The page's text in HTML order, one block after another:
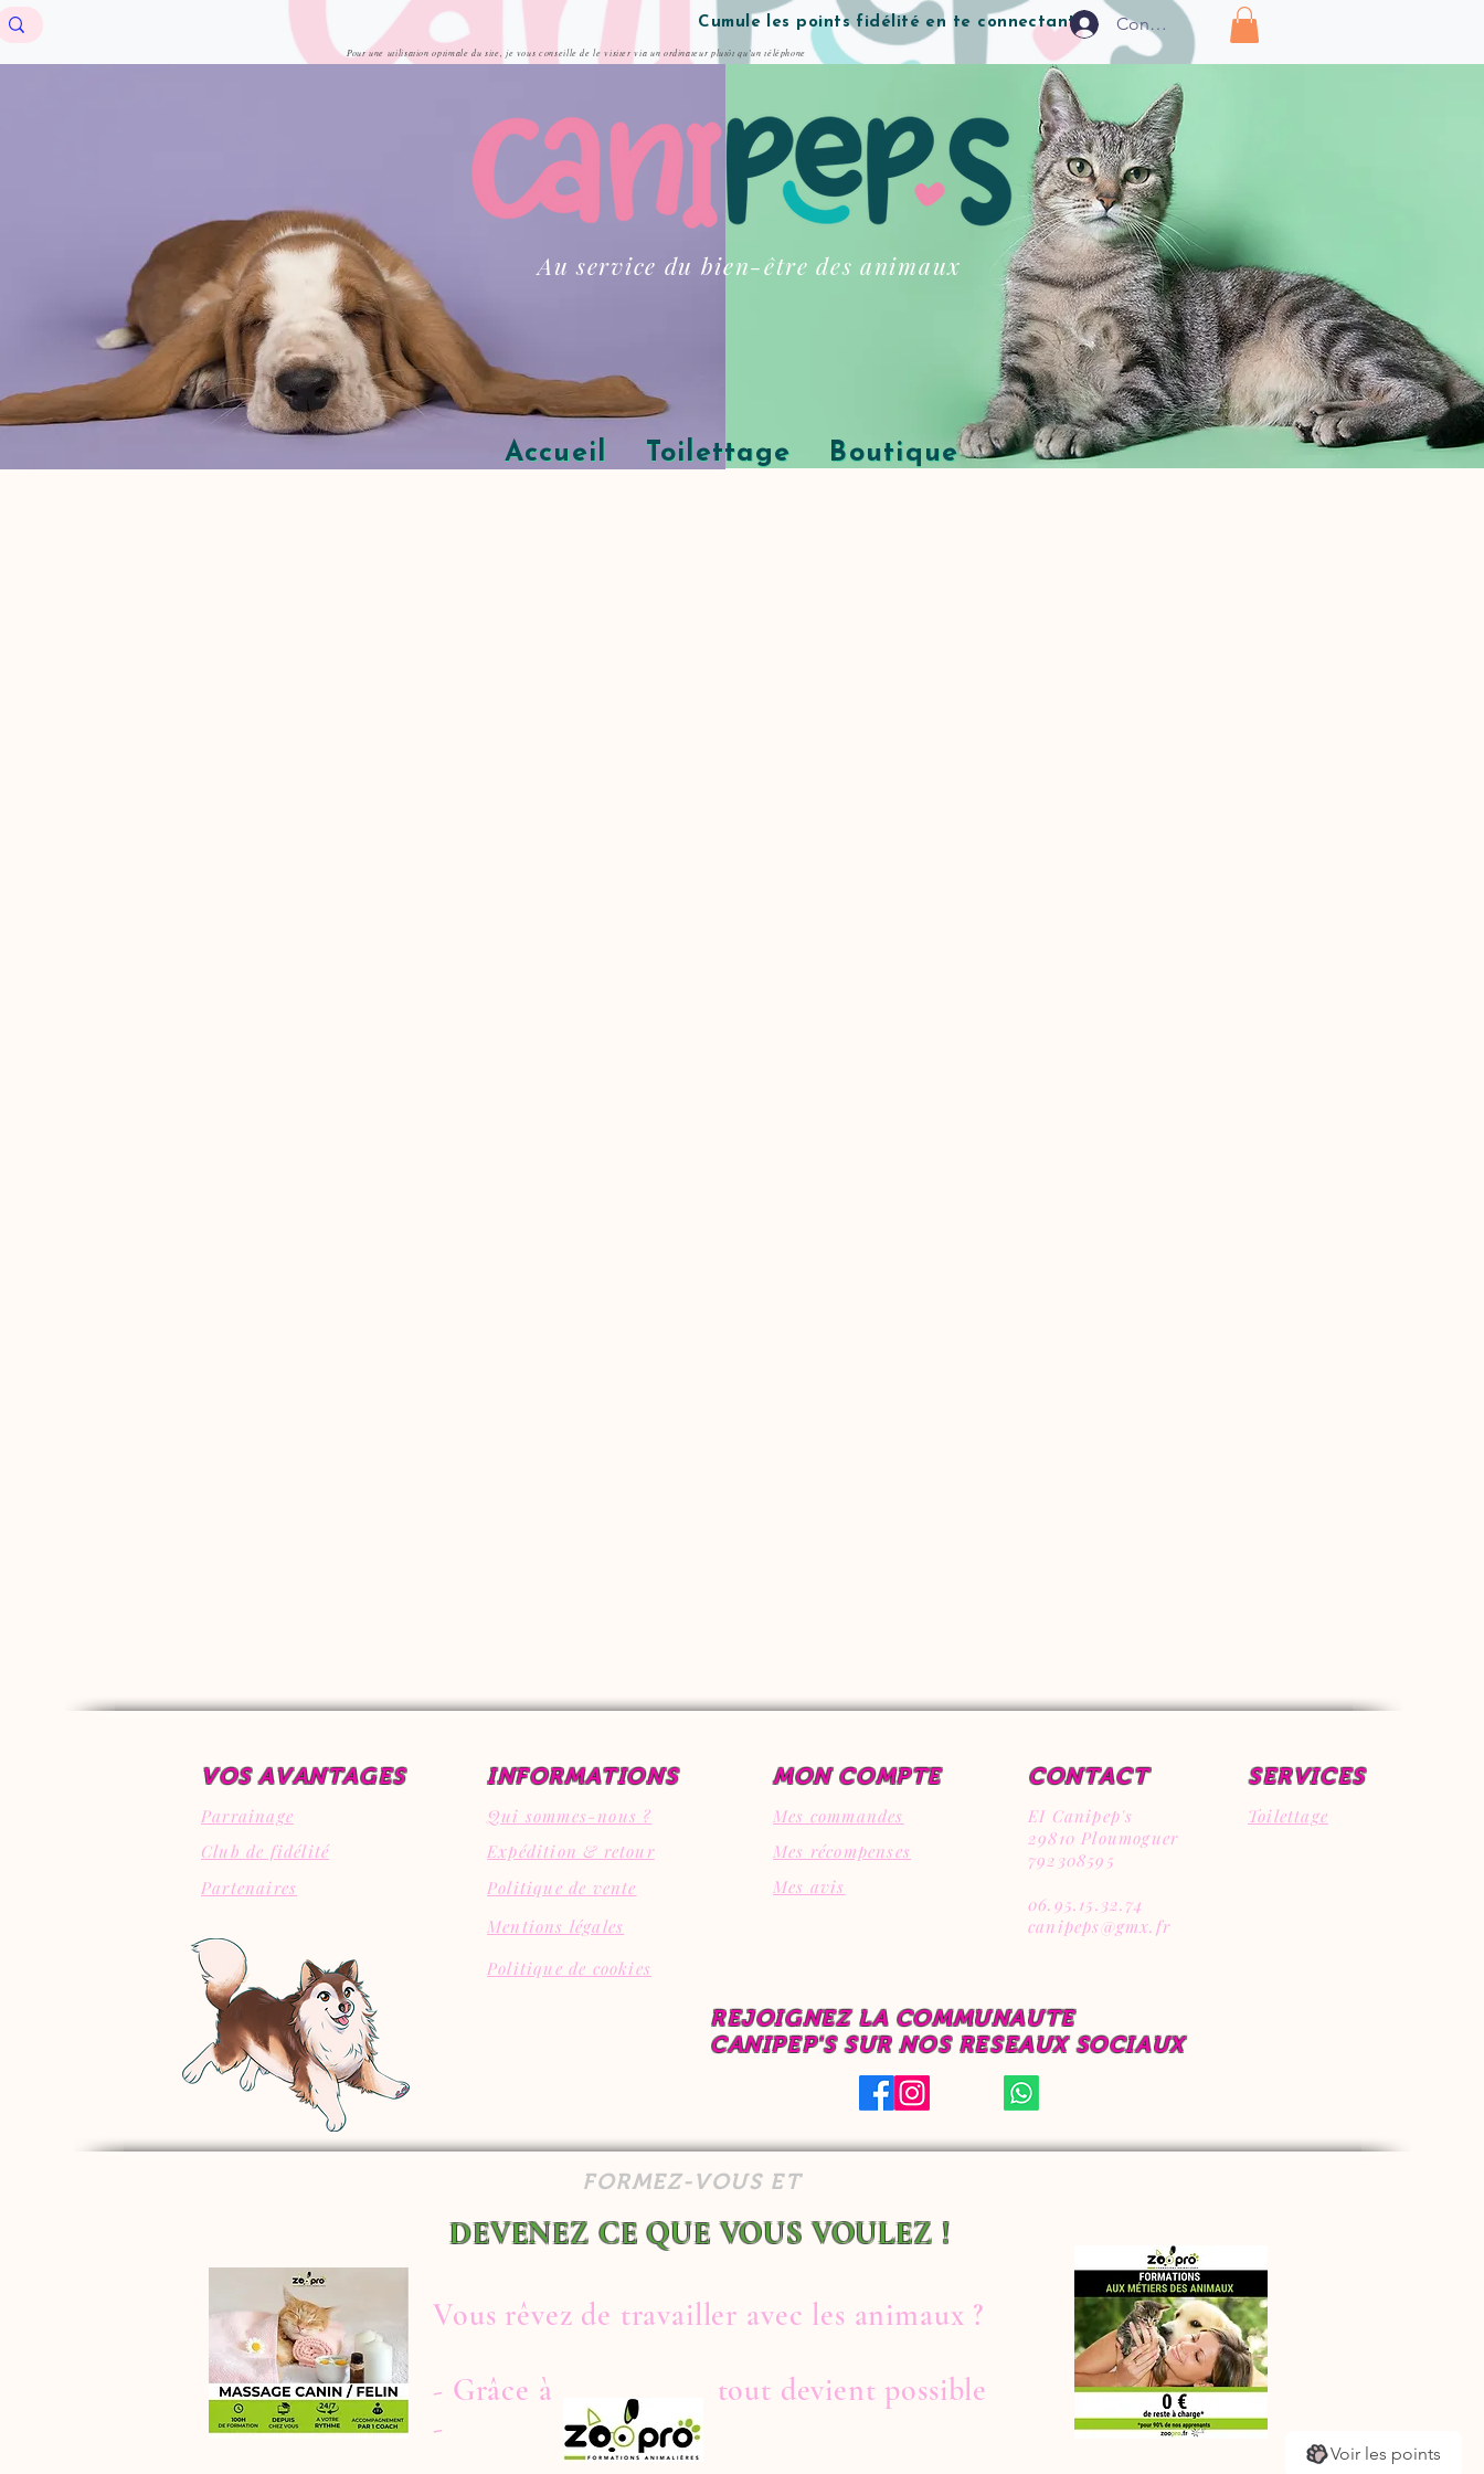
Cumule les points fidélité en te connectant Connexion
Pour une utilisation optimale du site, je vous conseille de le visiter via un ordinateur plutôt qu'un téléphone
Au service du bien-être des animaux
Accueil Toilettage Boutique
Voir les points
VOS AVANTAGES INFORMATIONS MON COMPTE CONTACT
Club de fidélité
Parrainage Qui sommes-nous ?
Mes commandes
Expédition & retour
Politique de vente
Mes récompenses
EI Canipep's
29810 Ploumoguer
792308595
06.95.15.32.74
canipeps@gmx.fr
Mes avis
Mentions légales
Partenaires
Politique de cookies
REJOIGNEZ LA COMMUNAUTE
CANIPEP'S SUR NOS RESEAUX SOCIAUX
SERVICES
Toilettage
FORMEZ-VOUS ET
DEVENEZ CE QUE VOUS VOULEZ !
Vous rêvez de travailler avec les animaux ?
- Grâce à tout devient possible
-